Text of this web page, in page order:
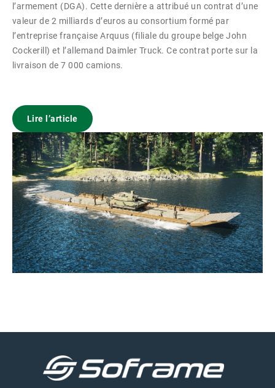
l’armement (DGA). Cette dernière a attribué un contrat d’une
valeur de 2 milliards d’euros au consortium formé par
l’entreprise française Arquus (filiale du groupe belge John
Cockerill) et l’allemand Daimler Truck. Ce contrat porte sur la
livraison de 7 000 camions.
Lire l’article